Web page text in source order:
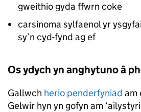
gweithio gyda ffwrn coke
carsinoma sylfaenol yr
sy’n cyd-fynd ag ef
Os ydych yn anghytuno â
Gallwch herio penderfyniad am
Gelwir hyn yn gofyn am